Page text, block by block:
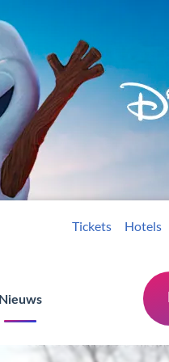
Tickets Hotels
Nieuws